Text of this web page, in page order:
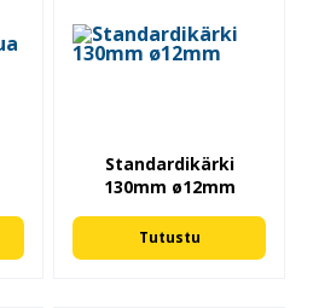
Standardikärki
130mm ø12mm
Tutustu